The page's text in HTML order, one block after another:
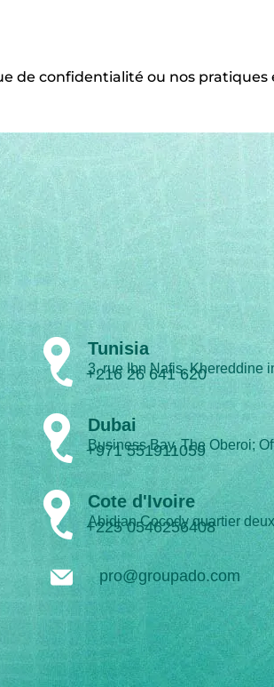
de confidentialité ou nos
Tunisia
3, rue Ibn Nafis, Khereddine
+216 26 641 620
Dubai
Business Bay, The Oberoi;
+971 551911059
Cote d'Ivoire
Abidjan Cocody quartier
+225 0546256408
pro@groupado.com